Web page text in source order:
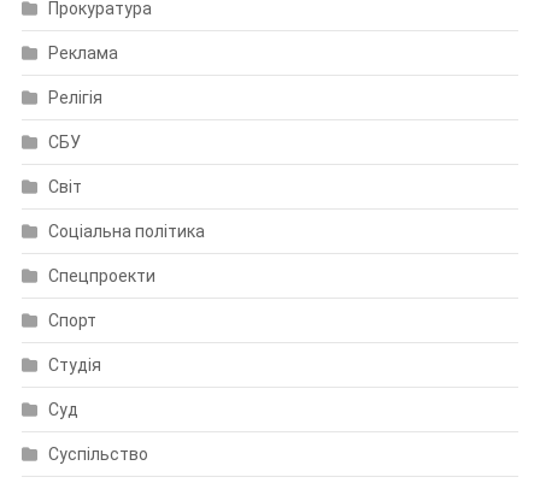
Прокуратура
Реклама
Релігія
СБУ
Світ
Соціальна політика
Спецпроекти
Спорт
Студія
Суд
Суспільство